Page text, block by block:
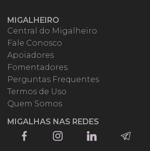
MIGALHEIRO
Central do Migalheiro
Fale Conosco
Apoiadores
Fomentadores
Perguntas Frequentes
Termos de Uso
Quem Somos
MIGALHAS NAS REDES